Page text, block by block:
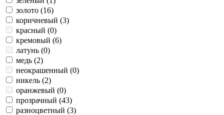
золото (16)
коричневый (3)
красный (0)
кремовый (6)
латунь (0)
медь (2)
неокрашенный (0)
никель (2)
оранжевый (0)
прозрачный (43)
разноцветный (3)